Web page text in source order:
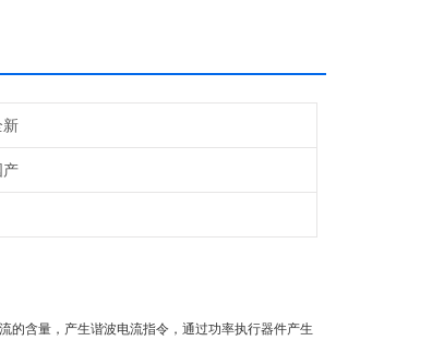
新
产
的含量，产生谐波电流指令，通过功率执行器件产生